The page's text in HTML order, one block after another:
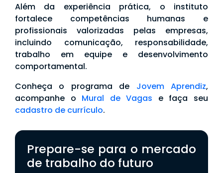
Além da experiência prática, o instituto
fortalece competências humanas e
profissionais valorizadas pelas empresas,
incluindo comunicação, responsabilidade,
trabalho em equipe e desenvolvimento
comportamental.
Conheça o programa de Jovem Aprendiz,
acompanhe o Mural de Vagas e faça seu
cadastro de currículo.
Prepare-se para o mercado
de trabalho do futuro